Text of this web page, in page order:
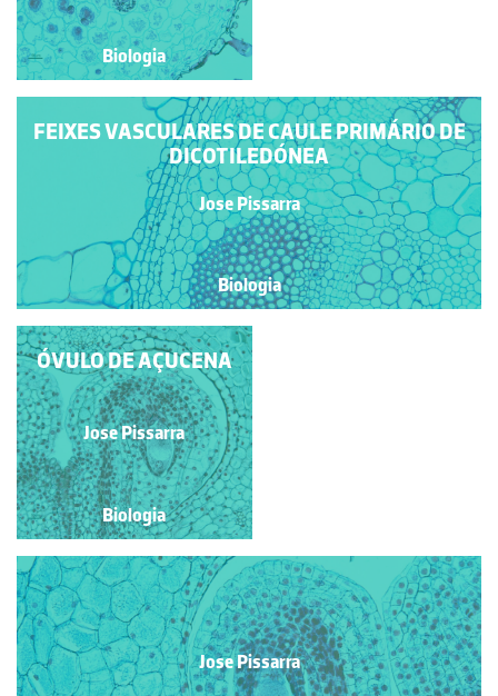
Biologia
FEIXES VASCULARES DE CAULE PRIMÁRIO DE
DICOTILEDÓNEA
Jose Pissarra
Biologia
Biologia
ENDOMICORRIZA -
PORMENOR
Jose Pissarra
Biologia
Jose Pissarra
ÓVULO DE AÇUCENA
Jose Pissarra
Biologia